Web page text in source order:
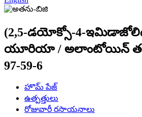
(2,5-డయోక్సో-4-
యూరియా / అలాంటోయిన్
97-59-6
హొమ్ పేజ్
ఉత్పత్తులు
రోజువారీ రసాయనాలు